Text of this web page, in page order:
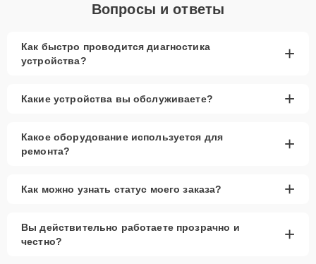
Вопросы и ответы
Как быстро проводится диагностика
устройства?
+
Какие устройства вы обслуживаете? +
Какое оборудование используется для
ремонта?
+
Как можно узнать статус моего заказа? +
Вы действительно работаете прозрачно и
честно?
+